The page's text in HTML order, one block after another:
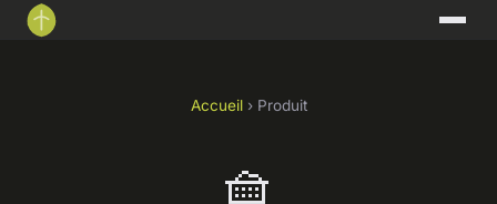
Accueil› Produit
🧺